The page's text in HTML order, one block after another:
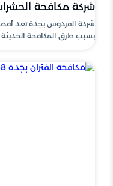
شركة مكافحة
شركة الفردوس بجدة تعد
بسبب طرق المكافحة الحديثة